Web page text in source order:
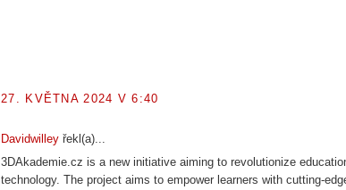
27. KVĚTNA 2024 V 6:40
Davidwilley řekl(a)...
3DAkademie.cz is a new initiative aiming to revolutionize
technology. The project aims to empower learners with cutting-